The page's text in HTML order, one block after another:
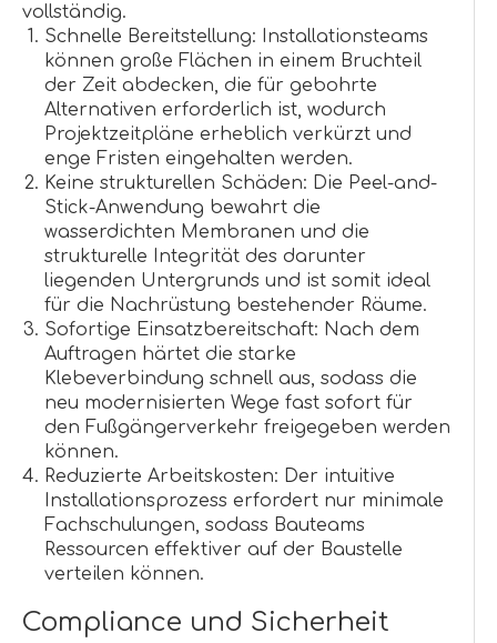
vollständig.
Schnelle Bereitstellung: Installationsteams
können große Flächen in einem Bruchteil
der Zeit abdecken, die für gebohrte
Alternativen erforderlich ist, wodurch
Projektzeitpläne erheblich verkürzt und
enge Fristen eingehalten werden.
Keine strukturellen Schäden: Die Peel-and-
Stick-Anwendung bewahrt die
wasserdichten Membranen und die
strukturelle Integrität des darunter
liegenden Untergrunds und ist somit ideal
für die Nachrüstung bestehender Räume.
Sofortige Einsatzbereitschaft: Nach dem
Auftragen härtet die starke
Klebeverbindung schnell aus, sodass die
neu modernisierten Wege fast sofort für
den Fußgängerverkehr freigegeben werden
können.
Reduzierte Arbeitskosten: Der intuitive
Installationsprozess erfordert nur minimale
Fachschulungen, sodass Bauteams
Ressourcen effektiver auf der Baustelle
verteilen können.
Compliance und Sicherheit